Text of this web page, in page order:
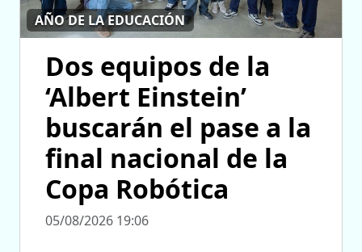
AÑO DE LA EDUCACIÓN
Dos equipos de la
‘Albert Einstein’
buscarán el pase a la
final nacional de la
Copa Robótica
05/08/2026 19:06